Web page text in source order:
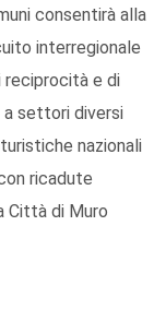
consentirà alla
interregionale
reciprocità e di
a settori diversi
nazionali
ricadute
Città di Muro